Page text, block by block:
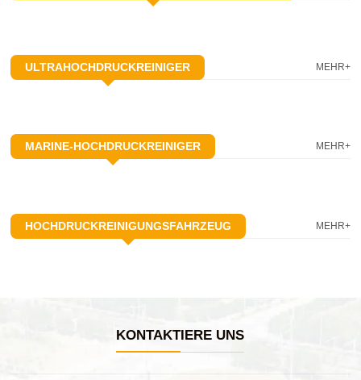
ULTRAHOCHDRUCKREINIGER MEHR+
MARINE-HOCHDRUCKREINIGER MEHR+
HOCHDRUCKREINIGUNGSFAHRZEUG MEHR+
KONTAKTIERE UNS